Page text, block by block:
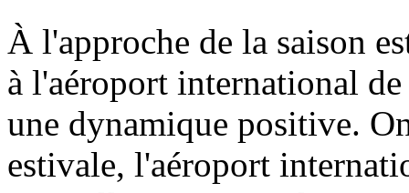
À l'approche de la saison
à l'aéroport international
une dynamique positive.
estivale, l'aéroport